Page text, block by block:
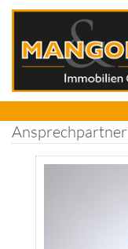
Ansprechpartner